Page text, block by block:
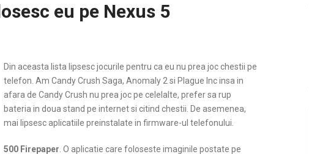
eu pe Nexus 5
Din aceasta lista lipsesc jocurile pentru ca eu nu prea joc chestii pe
telefon. Am Candy Crush Saga, Anomaly 2 si Plague Inc insa in
afara de Candy Crush nu prea joc pe celelalte, prefer sa rup
bateria in doua stand pe internet si citind chestii. De asemenea,
mai lipsesc aplicatiile preinstalate in firmware-ul telefonului.
500 Firepaper . O aplicatie care foloseste imaginile postate pe